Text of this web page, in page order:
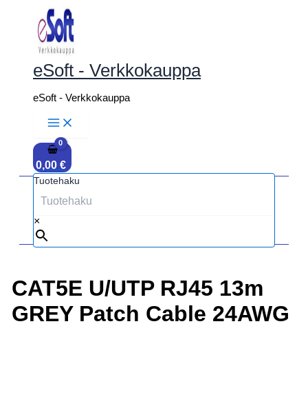
sisältöön
eSoft - Verkkokauppa
eSoft - Verkkokauppa
0,00 €
Tuotehaku
×
CAT5E U/UTP RJ45 13m
GREY Patch Cable 24AWG